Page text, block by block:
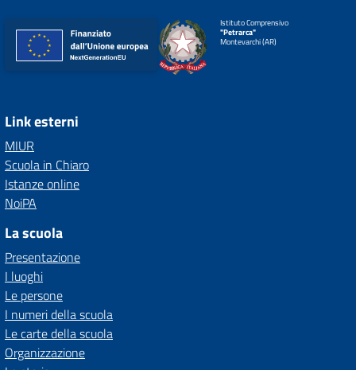
Istituto Comprensivo
"Petrarca"
Montevarchi (AR)
Link esterni
MIUR
Scuola in Chiaro
Istanze online
NoiPA
La scuola
Presentazione
I luoghi
Le persone
I numeri della scuola
Le carte della scuola
Organizzazione